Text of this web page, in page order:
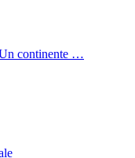
continente …